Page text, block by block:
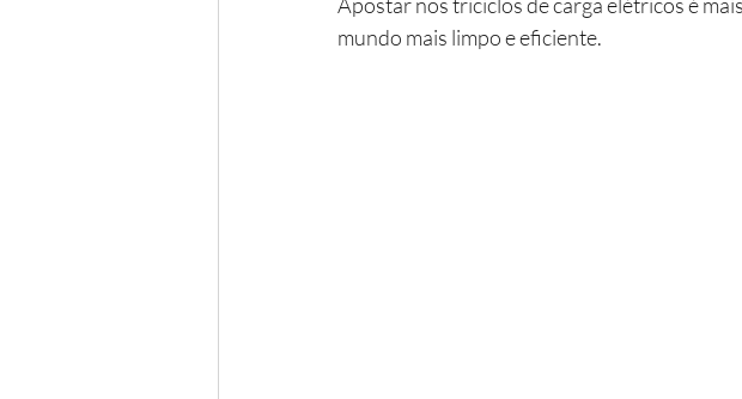
mundo mais limpo e eficiente.